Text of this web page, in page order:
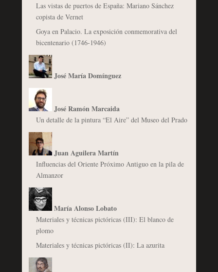
Las vistas de puertos de España: Mariano Sánchez
copista de Vernet
Goya en Palacio. La exposición conmemorativa del
bicentenario (1746-1946)
José María Domínguez
José Ramón Marcaida
Un detalle de la pintura “El Aire” del Museo del Prado
Juan Aguilera Martín
Influencias del Oriente Próximo Antiguo en la pila de
Almanzor
María Alonso Lobato
Materiales y técnicas pictóricas (III): El blanco de
plomo
Materiales y técnicas pictóricas (II): La azurita